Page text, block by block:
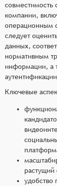
совместимость
компании,
операционным
следует
данных,
нормативным
информации, а
Ключевые
растущий
удобство